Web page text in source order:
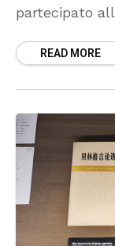
partecipato
READ MORE